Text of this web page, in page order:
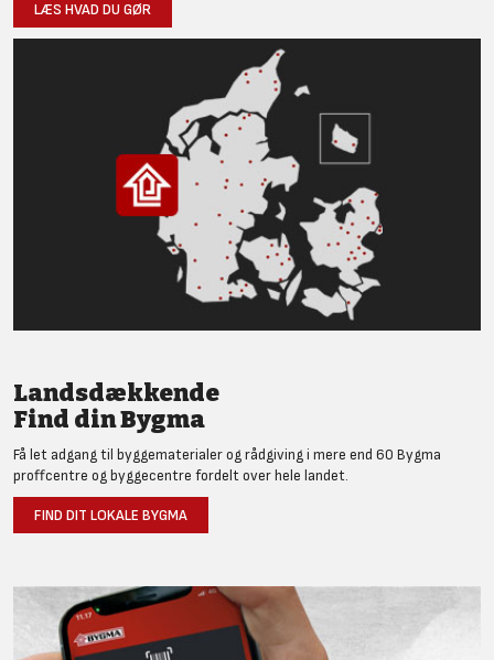
LÆS HVAD DU GØR
Landsdækkende
Find din Bygma
Få let adgang til byggematerialer og rådgiving i mere end 60 Bygma
proffcentre og byggecentre fordelt over hele landet.
FIND DIT LOKALE BYGMA